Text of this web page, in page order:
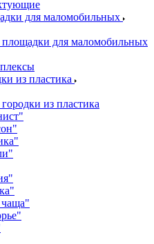
для маломобильных
площадки для маломобильных
из пластика
из пластика
чаща"